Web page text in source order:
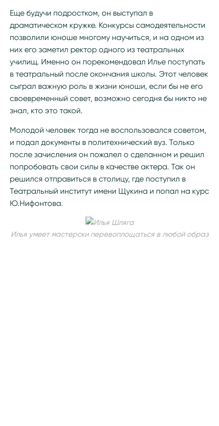
Еще будучи подростком, он выступал в
драматическом кружке. Конкурсы самодеятельности
позволили юноше многому научиться, и на одном из
них его заметил ректор одного из театральных
училищ. Именно он порекомендовал Илье поступать
в театральный после окончания школы. Этот человек
сыграл важную роль в жизни юноши, если бы не его
своевременный совет, возможно сегодня бы никто не
знал, кто это такой.
Молодой человек тогда не воспользовался советом,
и подал документы в политехнический вуз. Только
после зачисления он пожалел о сделанном и решил
попробовать свои силы в качестве актера. Так он
решился отправиться в столицу, где поступил в
Театральный институт имени Щукина и попал на курс
Ю.Нифонтова.
Илья умеет мастерски перевоплощаться в любой образ